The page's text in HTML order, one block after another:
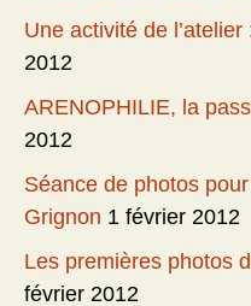
Une activité de
2012
ARENOPHILIE, la
2012
Séance de photos
Grignon 1 février 2012
Les premières photos
février 2012